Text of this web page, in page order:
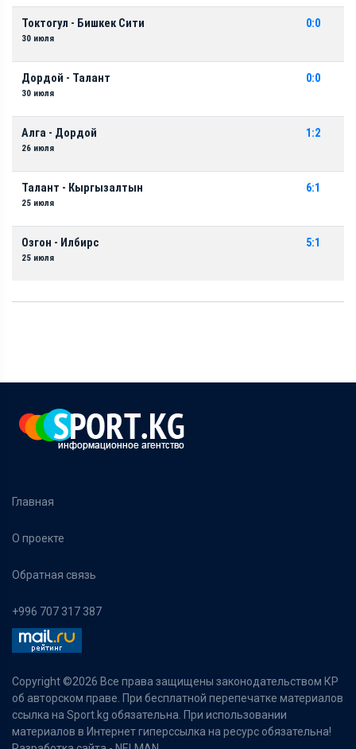
Токтогул - Бишкек Сити
30 июля
0:0
Дордой - Талант
30 июля
0:0
Алга - Дордой
26 июля
1:2
Талант - Кыргызалтын
25 июля
6:1
Озгон - Илбирс
25 июля
5:1
Главная
О проекте
Обратная связь
+996 707 317 387
Copyright ©2026 Все права защищены законодательством КР
об авторском праве. При бесплатной перепечатке материалов
ссылка на Sport.kg обязательна. При использовании
материалов в Интернет гиперссылка на ресурс обязательна!